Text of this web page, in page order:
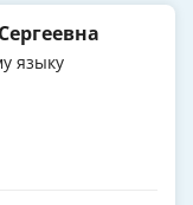
языку